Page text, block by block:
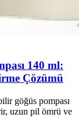
140 ml:
Çözümü
göğüs pompası
uzun pil ömrü ve